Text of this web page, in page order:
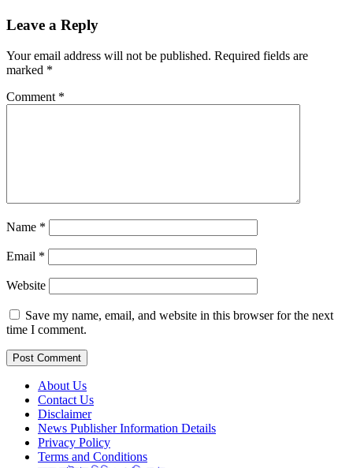
Leave a Reply
Your email address will not be published. Required fields are
marked *
Comment *
Name *
Email *
Website
Save my name, email, and website in this browser for the next
time I comment.
About Us
Contact Us
Disclaimer
News Publisher Information Details
Privacy Policy
Terms and Conditions